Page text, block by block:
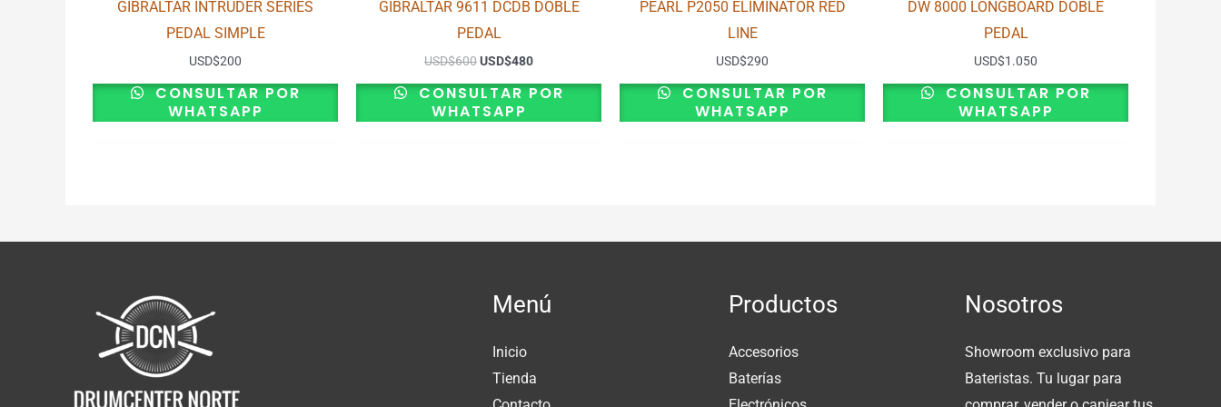
GIBRALTAR INTRUDER SERIES
PEDAL SIMPLE
USD$200
CONSULTAR POR
WHATSAPP
GIBRALTAR 9611 DCDB DOBLE
PEDAL
USD$600USD$480
CONSULTAR POR
WHATSAPP
PEARL P2050 ELIMINATOR RED
LINE
USD$290
CONSULTAR POR
WHATSAPP
DW 8000 LONGBOARD DOBLE
PEDAL
USD$1.050
CONSULTAR POR
WHATSAPP
Menú
Inicio
Tienda
Productos
Accesorios
Baterías
Nosotros
Showroom exclusivo para
Bateristas. Tu lugar para